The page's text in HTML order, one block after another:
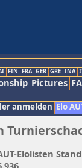
FIN FRA GER GRE INA
Pictures
anmelden Elo
Elolisten